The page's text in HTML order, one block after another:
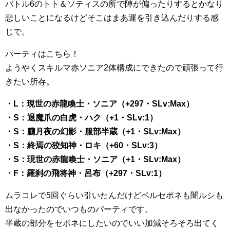
バトル6のトト＆ソティスの所で陣が偏ったりするとかなり
悲しいことになるけどそこはまあ運を引き込んだりする感
じで。
パーティはこちら！
ようやくスキルマ赤ソニア2体構成にできたので頑張って行
きたい所存。
・L：現世の赤龍喚士・ソニア（+297・SLv:Max）
・S：退魔爪の白虎・ハク（+1・SLv:1）
・S：朧月夜の幻影・服部半蔵（+1・SLv:Max）
・S：終焉の狡知神・ロキ（+60・SLv:3）
・S：現世の赤龍喚士・ソニア（+1・SLv:Max）
・F：羅刹の飛将神・呂布（+297・SLv:1）
ムラコレで5回ぐらい引いたんだけどペルセポネも闇ルシも
出なかったのでいつものパーティです。
半蔵の部分をセポネにしたいのでいい加減そろそろ出てく